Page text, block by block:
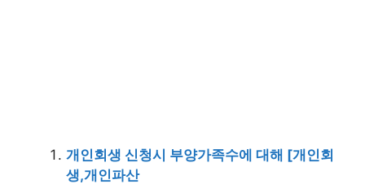
개인회생 신청시 부양가족수에 대해 [개인회
생,개인파산